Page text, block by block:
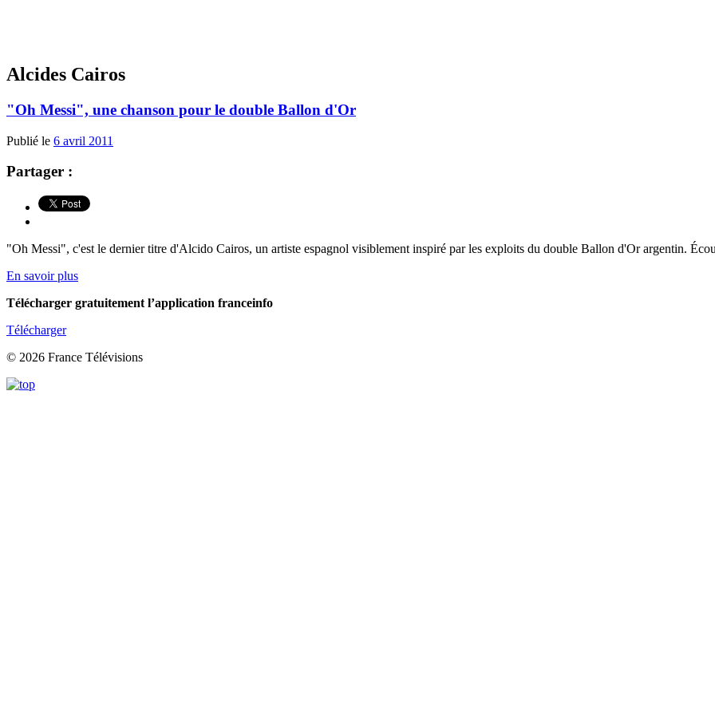
Alcides Cairos
"Oh Messi", une chanson pour le double Ballon d'Or
Publié le 6 avril 2011
Partager :
"Oh Messi", c'est le dernier titre d'Alcido Cairos, un artiste espagnol visiblement inspiré par les exploits du double Ballon d'Or argentin.
En savoir plus
Télécharger gratuitement l’application franceinfo
Télécharger
© 2026 France Télévisions